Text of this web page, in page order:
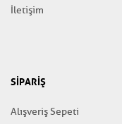
İletişim
SİPARİŞ
Alışveriş Sepeti